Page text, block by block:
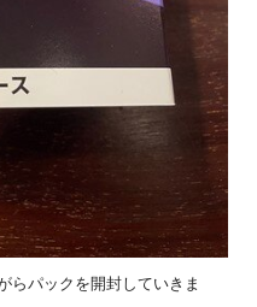
らパックを開封していきま